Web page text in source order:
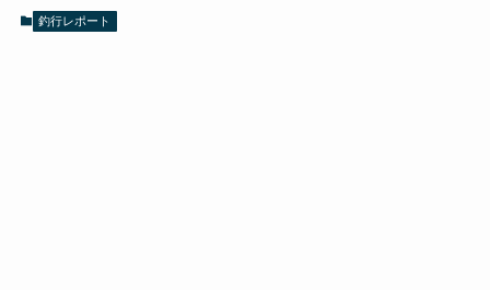
釣行レポート